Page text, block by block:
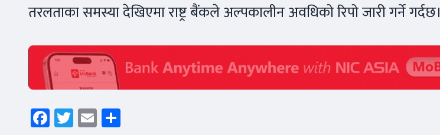
तरलताका समस्या देखिएमा राष्ट्र बैंकले अल्पकालीन अवधिको रिपो जारी गर्ने गर्दछ।
Facebook
Twitter
Email